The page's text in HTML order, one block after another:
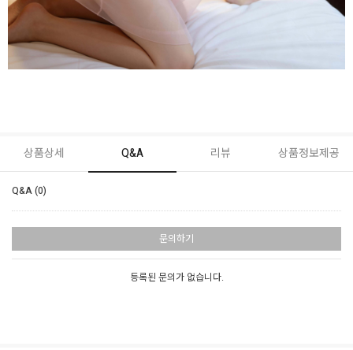
상품상세 Q&A 리뷰 상품정보제공
Q&A (0)
문의하기
등록된 문의가 없습니다.